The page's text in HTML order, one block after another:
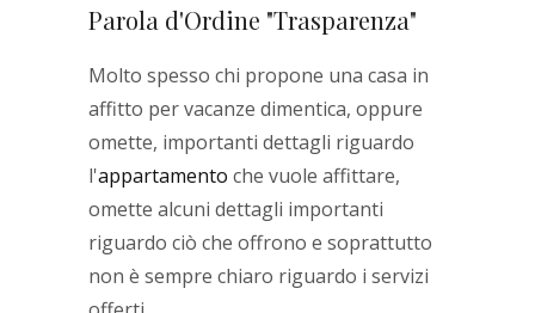
Parola d'Ordine "Trasparenza"
Molto spesso chi propone una casa in
affitto per vacanze dimentica, oppure
omette, importanti dettagli riguardo
l'appartamento che vuole affittare,
omette alcuni dettagli importanti
riguardo ciò che offrono e soprattutto
non è sempre chiaro riguardo i servizi